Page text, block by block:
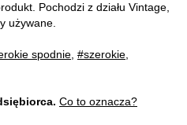
Pochodzi z działu Vintage,
używane.
spodnie #szerokie,
Co to oznacza?